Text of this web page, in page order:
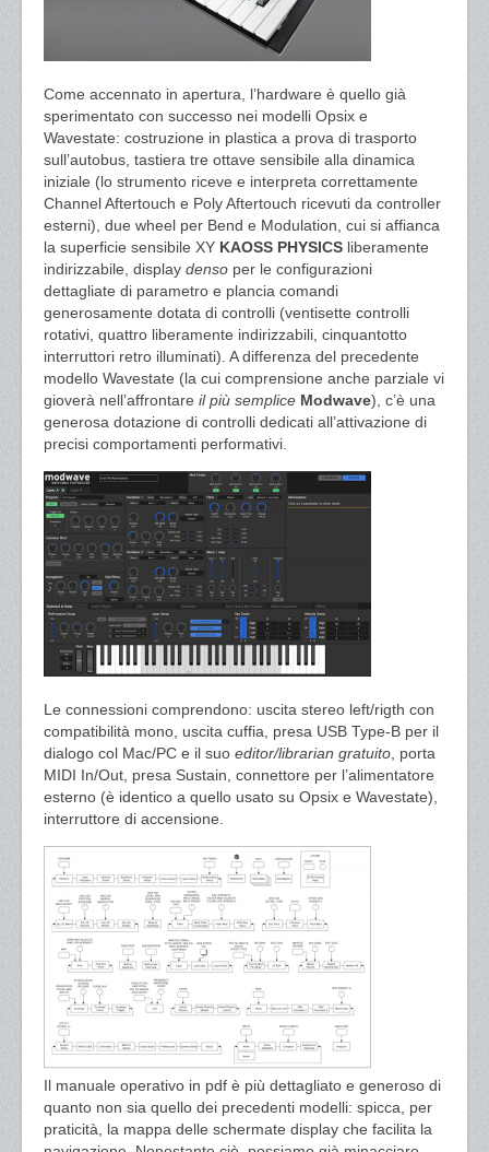
Come accennato in apertura, l’hardware è quello già
sperimentato con successo nei modelli Opsix e
Wavestate: costruzione in plastica a prova di trasporto
sull’autobus, tastiera tre ottave sensibile alla dinamica
iniziale (lo strumento riceve e interpreta correttamente
Channel Aftertouch e Poly Aftertouch ricevuti da controller
esterni), due wheel per Bend e Modulation, cui si affianca
la superficie sensibile XY KAOSS PHYSICS liberamente
indirizzabile, display denso per le configurazioni
dettagliate di parametro e plancia comandi
generosamente dotata di controlli (ventisette controlli
rotativi, quattro liberamente indirizzabili, cinquantotto
interruttori retro illuminati). A differenza del precedente
modello Wavestate (la cui comprensione anche parziale vi
gioverà nell’affrontare il più semplice Modwave), c’è una
generosa dotazione di controlli dedicati all’attivazione di
precisi comportamenti performativi.
Le connessioni comprendono: uscita stereo left/rigth con
compatibilità mono, uscita cuffia, presa USB Type-B per il
dialogo col Mac/PC e il suo editor/librarian gratuito , porta
MIDI In/Out, presa Sustain, connettore per l’alimentatore
esterno (è identico a quello usato su Opsix e Wavestate),
interruttore di accensione.
Il manuale operativo in pdf è più dettagliato e generoso di
quanto non sia quello dei precedenti modelli: spicca, per
praticità, la mappa delle schermate display che facilita la